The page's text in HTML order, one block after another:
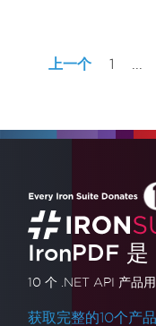
上一个 1
IronPDF 是
10 个 .NET API 产品
获取完整的10个产